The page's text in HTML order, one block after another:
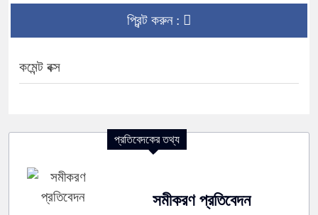
প্রিন্ট করুন :
কমেন্ট বক্স
প্রতিবেদকের তথ্য
সমীকরণ প্রতিবেদন